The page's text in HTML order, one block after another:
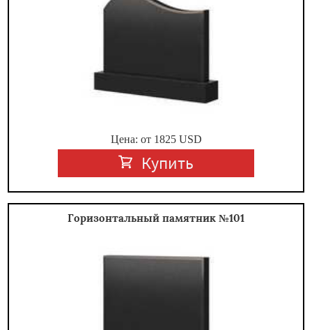
Цена: от 1825USD
Купить
Горизонтальный памятник №101